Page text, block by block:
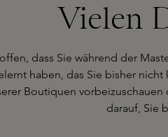
Vielen
dass Sie während der
haben, das Sie bisher nicht
Boutiquen
darauf, Sie